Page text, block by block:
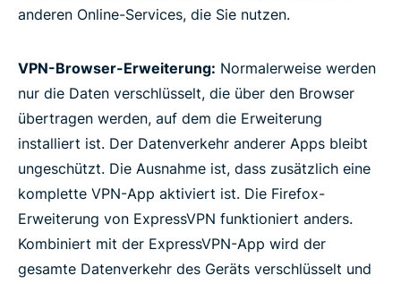
anderen Online-Services, die Sie nutzen.
VPN-Browser-Erweiterung: Normalerweise werden
nur die Daten verschlüsselt, die über den Browser
übertragen werden, auf dem die Erweiterung
installiert ist. Der Datenverkehr anderer Apps bleibt
ungeschützt. Die Ausnahme ist, dass zusätzlich eine
komplette VPN-App aktiviert ist. Die Firefox-
Erweiterung von ExpressVPN funktioniert anders.
Kombiniert mit der ExpressVPN-App wird der
gesamte Datenverkehr des Geräts verschlüsselt und